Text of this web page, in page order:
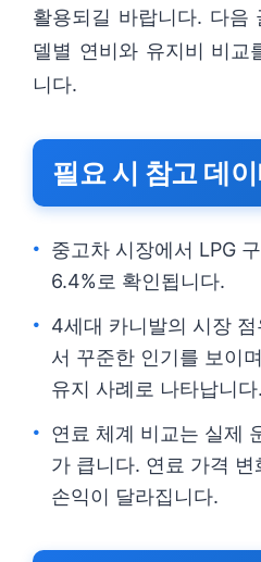
활용되길 바랍니다. 다음
델별 연비와 유지비 비교
니다.
필요 시 참고 데
중고차 시장에서 LPG
6.4%로 확인됩니다.
4세대 카니발의 시장
서 꾸준한 인기를 보이
유지 사례로 나타납니다.
연료 체계 비교는 실제
가 큽니다. 연료 가격
손익이 달라집니다.